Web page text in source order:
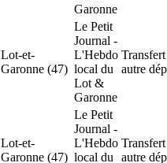
Garonne
Lot-et-
Garonne (47)
Le Petit
Journal -
L'Hebdo
local du
Lot &
Garonne
autre
Lot-et-
Garonne (47)
Le Petit
Journal -
L'Hebdo
local du
autre